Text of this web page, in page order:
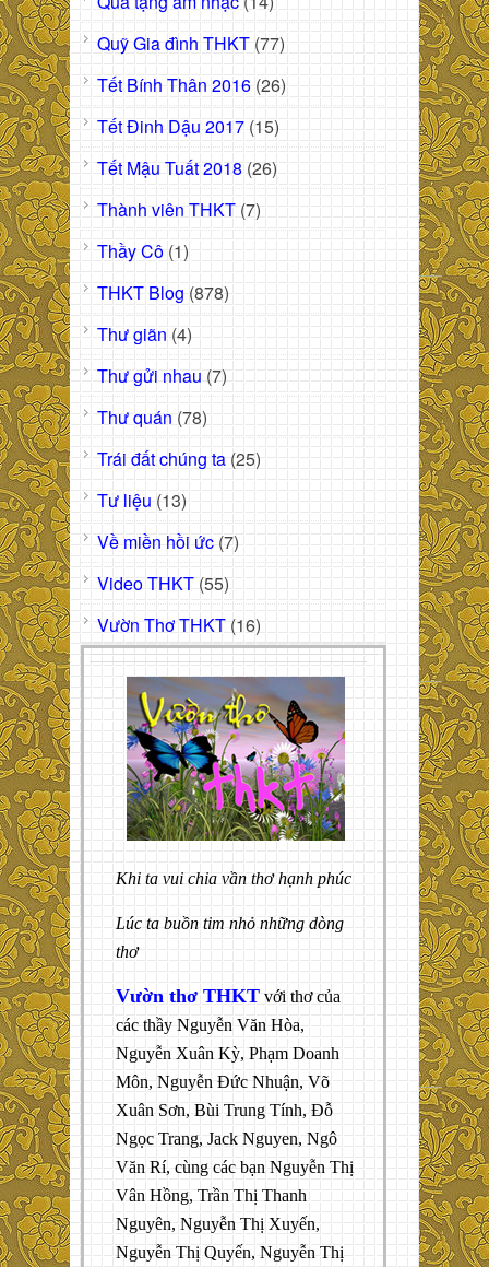
Quỹ Gia đình THKT (77)
Tết Bính Thân 2016 (26)
Tết Đinh Dậu 2017 (15)
Tết Mậu Tuất 2018 (26)
Thành viên THKT (7)
Thầy Cô (1)
THKT Blog (878)
Thư giãn (4)
Thư gửi nhau (7)
Thư quán (78)
Trái đất chúng ta (25)
Tư liệu (13)
Về miền hồi ức (7)
Video THKT (55)
Vườn Thơ THKT (16)
Khi ta vui chia vần thơ hạnh phúc
Lúc ta buồn tim nhỏ những dòng
thơ
Vườn thơ THKT với thơ của
các thầy Nguyễn Văn Hòa,
Nguyễn Xuân Kỳ, Phạm Doanh
Môn, Nguyễn Đức Nhuận, Võ
Xuân Sơn, Bùi Trung Tính, Đỗ
Ngọc Trang, Jack Nguyen, Ngô
Văn Rí, cùng các bạn Nguyễn Thị
Vân Hồng, Trần Thị Thanh
Nguyên, Nguyễn Thị Xuyến,
Nguyễn Thị Quyến, Nguyễn Thị